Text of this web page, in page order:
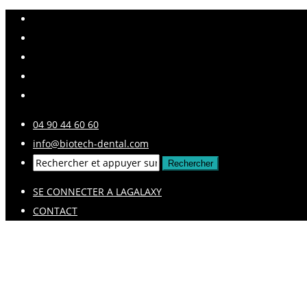
04 90 44 60 60
info@biotech-dental.com
SE CONNECTER A LAGALAXY
CONTACT